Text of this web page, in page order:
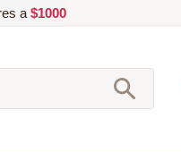
a $1000